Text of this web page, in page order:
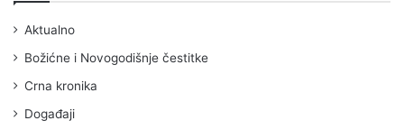
Aktualno
Božićne i Novogodišnje čestitke
Crna kronika
Događaji